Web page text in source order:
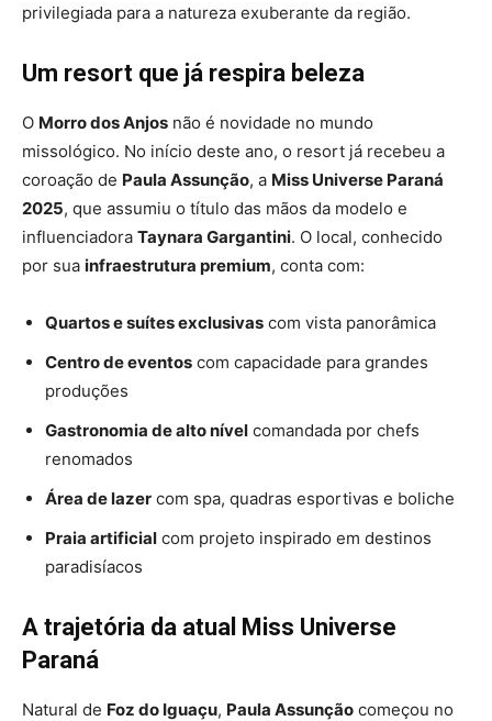
privilegiada para a natureza exuberante da região.
Um resort que já respira beleza
O Morro dos Anjos não é novidade no mundo
missológico. No início deste ano, o resort já recebeu a
coroação de Paula Assunção, a Miss Universe Paraná
2025, que assumiu o título das mãos da modelo e
influenciadora Taynara Gargantini. O local, conhecido
por sua infraestrutura premium, conta com:
Quartos e suítes exclusivas com vista panorâmica
Centro de eventos com capacidade para grandes
produções
Gastronomia de alto nível comandada por chefs
renomados
Área de lazer com spa, quadras esportivas e boliche
Praia artificial com projeto inspirado em destinos
paradisíacos
A trajetória da atual Miss Universe
Paraná
Natural de Foz do Iguaçu, Paula Assunção começou no